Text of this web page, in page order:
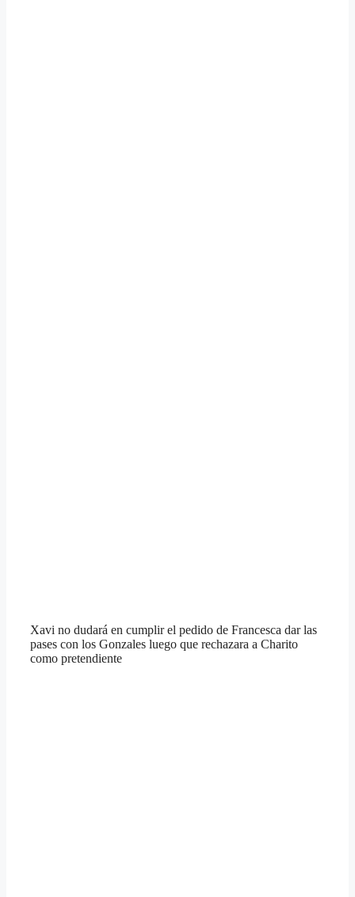
Xavi no dudará en cumplir el pedido de Francesca dar las
pases con los Gonzales luego que rechazara a Charito
como pretendiente